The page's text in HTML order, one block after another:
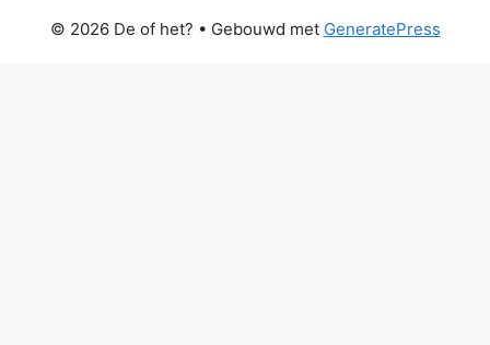
© 2026 De of het? • Gebouwd met GeneratePress